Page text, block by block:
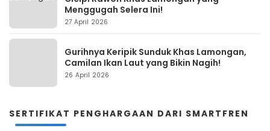
Menggugah Selera Ini!
27 April 2026
Gurihnya Keripik Sunduk Khas Lamongan,
Camilan Ikan Laut yang Bikin Nagih!
26 April 2026
SERTIFIKAT PENGHARGAAN DARI SMARTFREN